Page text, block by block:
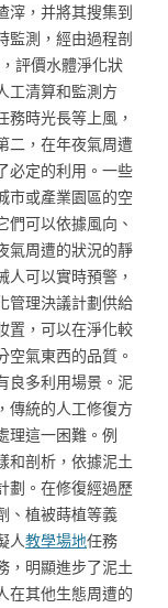
滓，并將其搜集到
監測，經由過程剖
評價水體淨化狀
工清算和監測方
務時光長等上風，
二，在年夜氣周遭
必定的利用。一些
市或產業園區的空
可以依據風向、
氣周遭的狀況的靜
人可以實時預警，
管理決議計劃供給
置，可以在淨化較
氣東西的品質。
良多利用場景。泥
傳統的人工修復方
理這一困難。例
和剖析，依據泥土
劃。在修復經過歷
、植被蒔植等義
人教學場地任務
，明顯進步了泥土
在其他生態周遭的